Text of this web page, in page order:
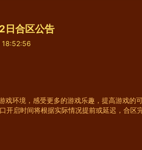
日合区公告
环境，感受更多的游戏乐趣，提高游戏的
开启时间将根据实际情况提前或延迟，合区